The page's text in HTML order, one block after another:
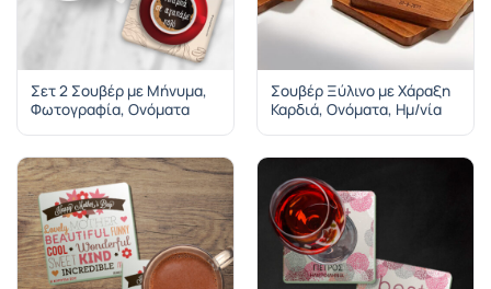
Σετ 2 Σουβέρ με Μήνυμα,
Φωτογραφία, Ονόματα
Σουβέρ Ξύλινο με Χάραξη
Καρδιά, Ονόματα, Ημ/νία